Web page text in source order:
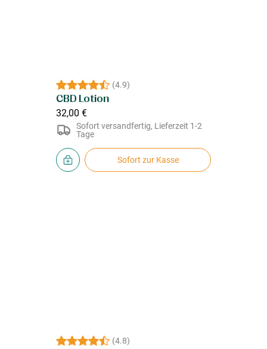
(4.9)
CBD Lotion
32,00 €
Sofort versandfertig, Lieferzeit 1-2
Tage
Sofort zur Kasse
(4.8)